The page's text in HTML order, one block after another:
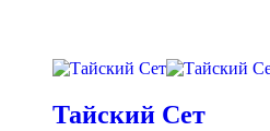
Тайский Сет